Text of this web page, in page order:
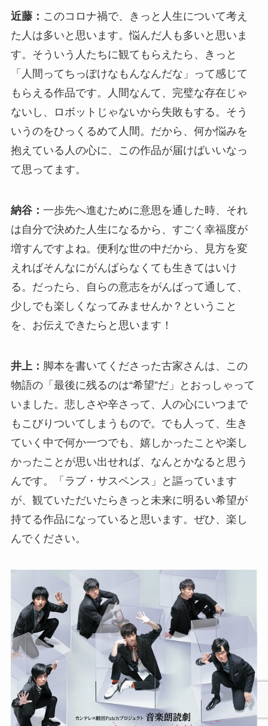
近藤： このコロナ禍で、きっと人生について考え
た人は多いと思います。悩んだ人も多いと思いま
す。そういう人たちに観てもらえたら、きっと
「人間ってちっぽけなもんなんだな」って感じて
もらえる作品です。人間なんて、完璧な存在じゃ
ないし、ロボットじゃないから失敗もする。そう
いうのをひっくるめて人間。だから、何か悩みを
抱えている人の心に、この作品が届けばいいなっ
て思ってます。
納谷： 一歩先へ進むために意思を通した時、それ
は自分で決めた人生になるから、すごく幸福度が
増すんですよね。便利な世の中だから、見方を変
えればそんなにがんばらなくても生きてはいけ
る。だったら、自らの意志をがんばって通して、
少しでも楽しくなってみませんか？ということ
を、お伝えできたらと思います！
井上： 脚本を書いてくださった古家さんは、この
物語の「最後に残るのは“希望”だ」とおっしゃって
いました。悲しさや辛さって、人の心にいつまで
もこびりついてしまうもので。でも人って、生き
ていく中で何か一つでも、嬉しかったことや楽し
かったことが思い出せれば、なんとかなると思う
んです。「ラブ・サスペンス」と謳っています
が、観ていただいたらきっと未来に明るい希望が
持てる作品になっていると思います。ぜひ、楽し
んでください。